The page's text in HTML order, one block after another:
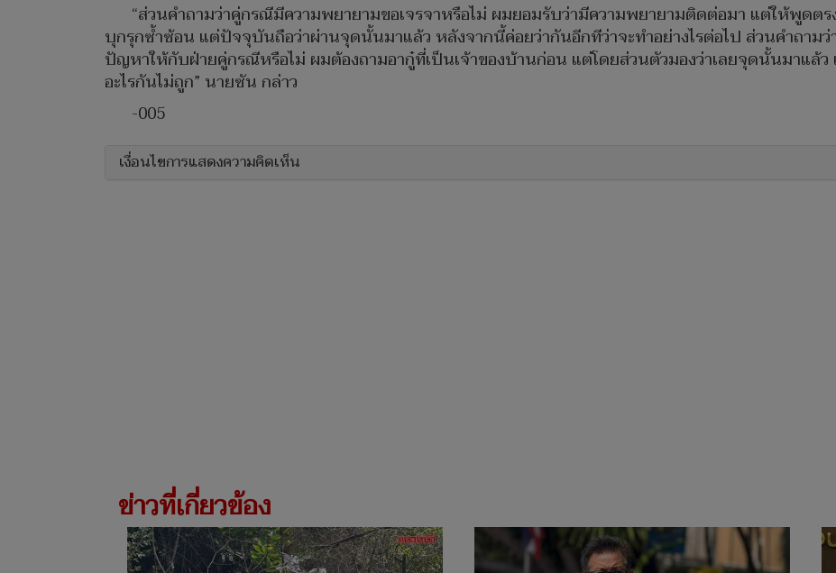
“ส่วนคำถามว่าคู่กรณีมีความพยายามขอเจรจาหรือไม่ ผมยอมรับว่ามีความพยายามติดต่อมา แต่ให้พูดตร
บุกรุกซ้ำซ้อน แต่ปัจจุบันถือว่าผ่านจุดนั้นมาแล้ว หลังจากนี้ค่อยว่ากันอีกทีว่าจะทำอย่างไรต่อไป ส่วนคำถาม
ปัญหาให้กับฝ่ายคู่กรณีหรือไม่ ผมต้องถามอากู๋ที่เป็นเจ้าของบ้านก่อน แต่โดยส่วนตัวมองว่าเลยจุดนั้นมาแล้ว
อะไรกันไม่ถูก” นายซัน กล่าว
-005
เงื่อนไขการแสดงความคิดเห็น
ข่าวที่เกี่ยวข้อง